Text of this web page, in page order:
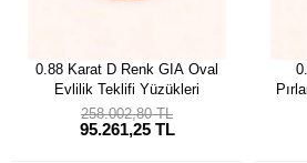
0.88 Karat D Renk GIA Oval
Evlilik Teklifi Yüzükleri
95.261,25 TL
258.002,80 TL